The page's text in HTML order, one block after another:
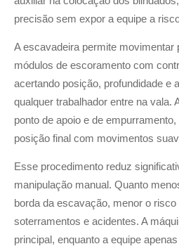
precisão sem expor a equipe a
A escavadeira permite movimentar
módulos de escoramento com
acertando posição, profundidade e
qualquer trabalhador entre na vala.
ponto de apoio e de
posição final com movimentos
Esse procedimento reduz
manipulação manual. Quanto
borda da escavação, menor o
soterramentos e acidentes. A
principal, enquanto a equipe